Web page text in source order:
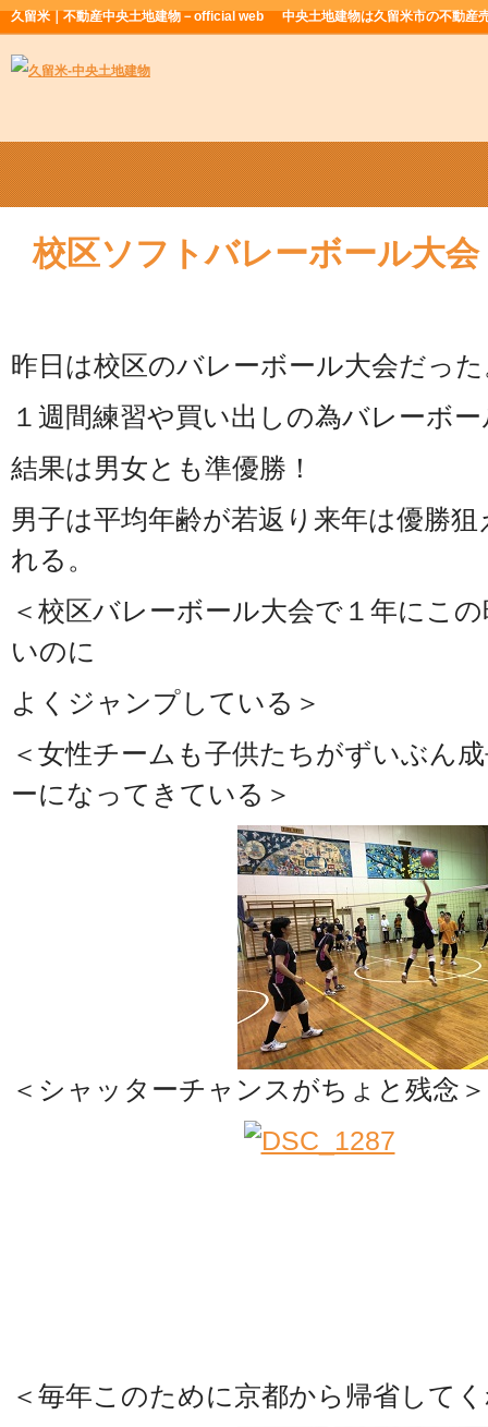
久留米｜不動産中央土地建物－official web 中央土地建物は久留米市の不動産
校区ソフトバレーボール大会
昨日は校区のバレーボール大会だっ
１週間練習や買い出しの為バレーボ
結果は男女とも準優勝！
男子は平均年齢が若返り来年は優勝
れる。
＜校区バレーボール大会で１年にこ
いのに
よくジャンプしている＞
＜女性チームも子供たちがずいぶん
ーになってきている＞
＜シャッターチャンスがちょと残念＞
＜毎年このために京都から帰省して